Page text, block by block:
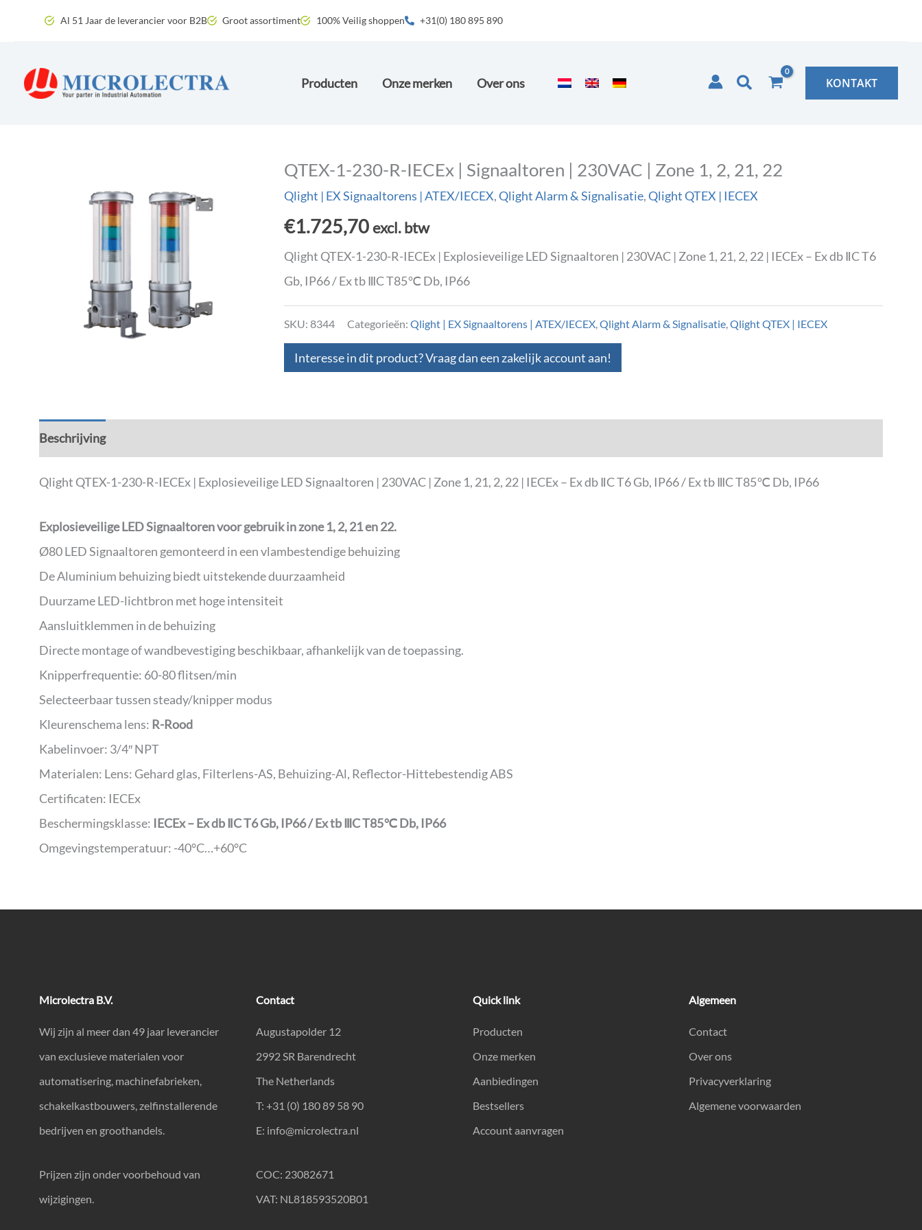
inhoud
Al 51 Jaar de leverancier voor B2B Groot assortiment 100% Veilig shoppen +31(0) 180 895 890
Producten Onze merken Over ons Zoeken KONTAKT
QTEX-1-230-R-IECEx | Signaaltoren | 230VAC | Zone 1, 2, 21, 22
Qlight | EX Signaaltorens | ATEX/IECEX,Qlight Alarm & Signalisatie,Qlight QTEX | IECEX
€1.725,70 excl. btw
Qlight QTEX-1-230-R-IECEx | Explosieveilige LED Signaaltoren | 230VAC | Zone 1, 21, 2, 22 | IECEx – Ex db ⅡC T6
Gb, IP66 / Ex tb ⅢC T85℃ Db, IP66
SKU: 8344 Categorieën: Qlight | EX Signaaltorens | ATEX/IECEX,Qlight Alarm & Signalisatie,Qlight QTEX | IECEX
Interesse in dit product? Vraag dan een zakelijk account aan!
Beschrijving
Qlight QTEX-1-230-R-IECEx | Explosieveilige LED Signaaltoren | 230VAC | Zone 1, 21, 2, 22 | IECEx – Ex db ⅡC T6 Gb, IP66 / Ex tb ⅢC T85℃ Db, IP66
Explosieveilige LED Signaaltoren voor gebruik in zone 1, 2, 21 en 22.
Ø80 LED Signaaltoren gemonteerd in een vlambestendige behuizing
De Aluminium behuizing biedt uitstekende duurzaamheid
Duurzame LED-lichtbron met hoge intensiteit
Aansluitklemmen in de behuizing
Directe montage of wandbevestiging beschikbaar, afhankelijk van de toepassing.
Knipperfrequentie: 60-80 flitsen/min
Selecteerbaar tussen steady/knipper modus
Kleurenschema lens: R-Rood
Kabelinvoer: 3/4″ NPT
Materialen: Lens: Gehard glas, Filterlens-AS, Behuizing-Al, Reflector-Hittebestendig ABS
Certificaten: IECEx
Beschermingsklasse: IECEx – Ex db ⅡC T6 Gb, IP66 / Ex tb ⅢC T85℃ Db, IP66
Omgevingstemperatuur: -40°C…+60°C
Microlectra B.V.
Wij zijn al meer dan 49 jaar leverancier
van exclusieve materialen voor
automatisering, machinefabrieken,
schakelkastbouwers, zelfinstallerende
bedrijven en groothandels.
Prijzen zijn onder voorbehoud van
wijzigingen.
Contact
Augustapolder 12
2992 SR Barendrecht
The Netherlands
T: +31 (0) 180 89 58 90
E: info@microlectra.nl
COC: 23082671
VAT: NL818593520B01
Quick link
Producten
Onze merken
Aanbiedingen
Bestsellers
Account aanvragen
Algemeen
Contact
Over ons
Privacyverklaring
Algemene voorwaarden